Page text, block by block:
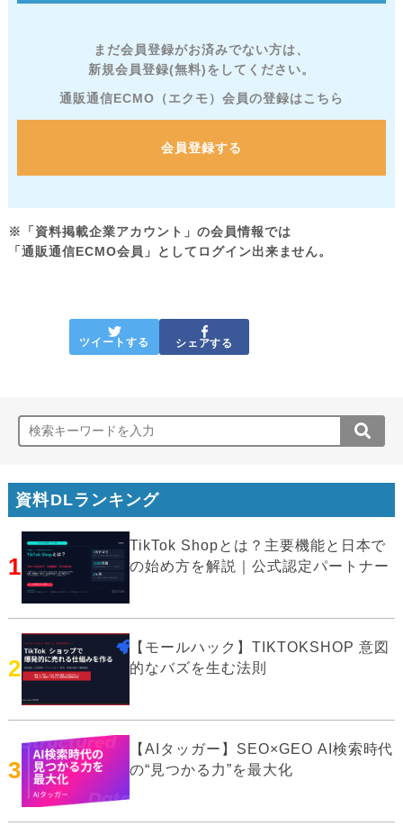
まだ会員登録がお済みでない方は、
新規会員登録(無料)をしてください。
通販通信ECMO（エクモ）会員の登録はこちら
会員登録する
※「資料掲載企業アカウント」の会員情報では
「通販通信ECMO会員」としてログイン出来ません。
ツイートする シェアする
資料DLランキング
1
TikTok Shopとは？主要機能と日本で
の始め方を解説｜公式認定パートナー
2
【モールハック】TIKTOKSHOP 意図
的なバズを生む法則
3
【AIタッガー】SEO×GEO AI検索時代
の“見つかる力”を最大化